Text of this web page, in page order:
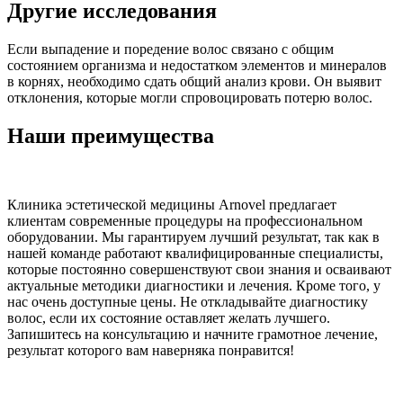
Другие исследования
Если выпадение и поредение волос связано с общим
состоянием организма и недостатком элементов и минералов
в корнях, необходимо сдать общий анализ крови. Он выявит
отклонения, которые могли спровоцировать потерю волос.
Наши преимущества
Клиника эстетической медицины Arnovel предлагает
клиентам современные процедуры на профессиональном
оборудовании. Мы гарантируем лучший результат, так как в
нашей команде работают квалифицированные специалисты,
которые постоянно совершенствуют свои знания и осваивают
актуальные методики диагностики и лечения. Кроме того, у
нас очень доступные цены. Не откладывайте диагностику
волос, если их состояние оставляет желать лучшего.
Запишитесь на консультацию и начните грамотное лечение,
результат которого вам наверняка понравится!